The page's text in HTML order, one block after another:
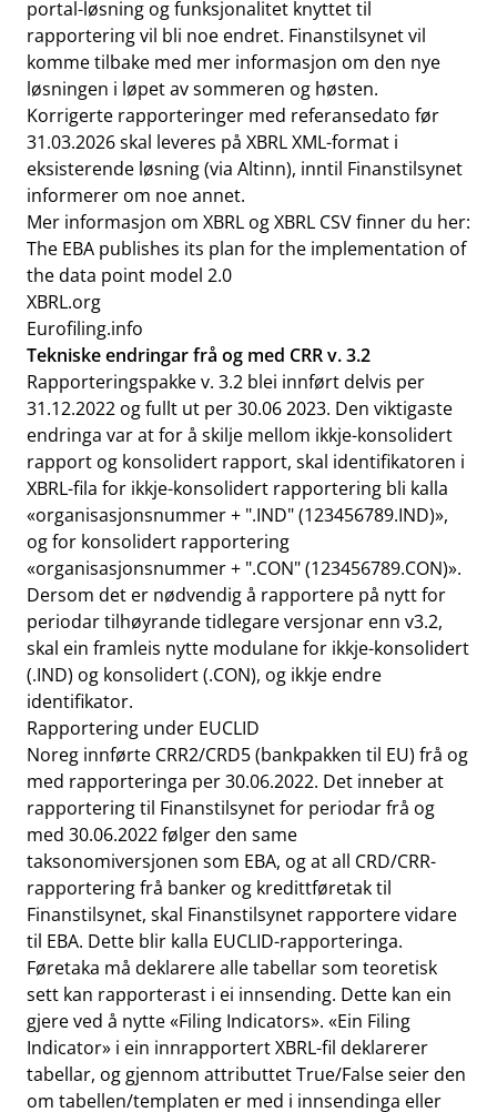
portal-løsning og funksjonalitet knyttet til
rapportering vil bli noe endret. Finanstilsynet vil
komme tilbake med mer informasjon om den nye
løsningen i løpet av sommeren og høsten.
Korrigerte rapporteringer med referansedato før
31.03.2026 skal leveres på XBRL XML-format i
eksisterende løsning (via Altinn), inntil Finanstilsynet
informerer om noe annet.
Mer informasjon om XBRL og XBRL CSV finner du her:
The EBA publishes its plan for the implementation of
the data point model 2.0
XBRL.org
Eurofiling.info
Tekniske endringar frå og med CRR v. 3.2
Rapporteringspakke v. 3.2 blei innført delvis per
31.12.2022 og fullt ut per 30.06 2023. Den viktigaste
endringa var at for å skilje mellom ikkje-konsolidert
rapport og konsolidert rapport, skal identifikatoren i
XBRL-fila for ikkje-konsolidert rapportering bli kalla
«organisasjonsnummer + ".IND" (123456789.IND)»,
og for konsolidert rapportering
«organisasjonsnummer + ".CON" (123456789.CON)».
Dersom det er nødvendig å rapportere på nytt for
periodar tilhøyrande tidlegare versjonar enn v3.2,
skal ein framleis nytte modulane for ikkje-konsolidert
(.IND) og konsolidert (.CON), og ikkje endre
identifikator.
Rapportering under EUCLID
Noreg innførte CRR2/CRD5 (bankpakken til EU) frå og
med rapporteringa per 30.06.2022. Det inneber at
rapportering til Finanstilsynet for periodar frå og
med 30.06.2022 følger den same
taksonomiversjonen som EBA, og at all CRD/CRR-
rapportering frå banker og kredittføretak til
Finanstilsynet, skal Finanstilsynet rapportere vidare
til EBA. Dette blir kalla EUCLID-rapporteringa.
Føretaka må deklarere alle tabellar som teoretisk
sett kan rapporterast i ei innsending. Dette kan ein
gjere ved å nytte «Filing Indicators». «Ein Filing
Indicator» i ein innrapportert XBRL-fil deklarerer
tabellar, og gjennom attributtet True/False seier den
om tabellen/templaten er med i innsendinga eller